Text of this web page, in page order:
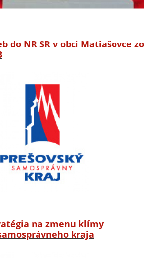
do NR SR v obci Matiašovce zo
na zmenu klímy
kraja